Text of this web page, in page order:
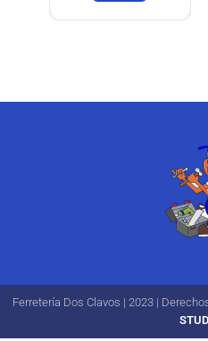
Ferretería Dos Clavos | 2023 |